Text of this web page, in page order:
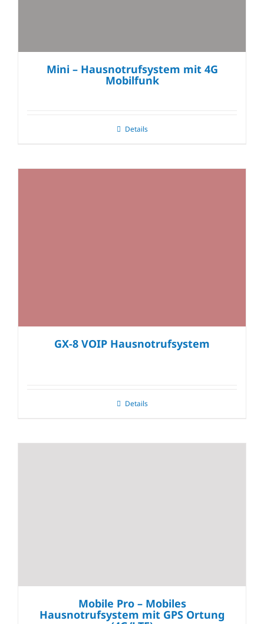
Mini – Hausnotrufsystem mit 4G
Mobilfunk
Details
GX-8 VOIP Hausnotrufsystem
Details
Mobile Pro – Mobiles
Hausnotrufsystem mit GPS Ortung